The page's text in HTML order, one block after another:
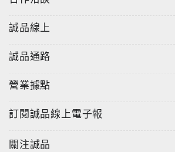
誠品線上
誠品通路
營業據點
訂閱誠品線上電子報
關注誠品